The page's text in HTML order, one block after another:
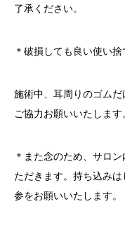
了承ください。
＊破損しても良い使い
施術中、耳周りのゴム
ご協力お願いいたします
＊また念のため、サロ
ただきます。持ち込み
参をお願いいたします。